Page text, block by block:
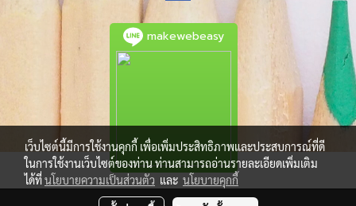
makewebeasy
เว็บไซต์นี้มีการใช้งานคุกกี้ เพื่อเพิ่มประสิทธิภาพและประสบการณ์ที่ดี
ในการใช้งานเว็บไซต์ของท่าน ท่านสามารถอ่านรายละเอียดเพิ่มเติม
ได้ที่นโยบายความเป็นส่วนตัว และ นโยบายคุกกี้